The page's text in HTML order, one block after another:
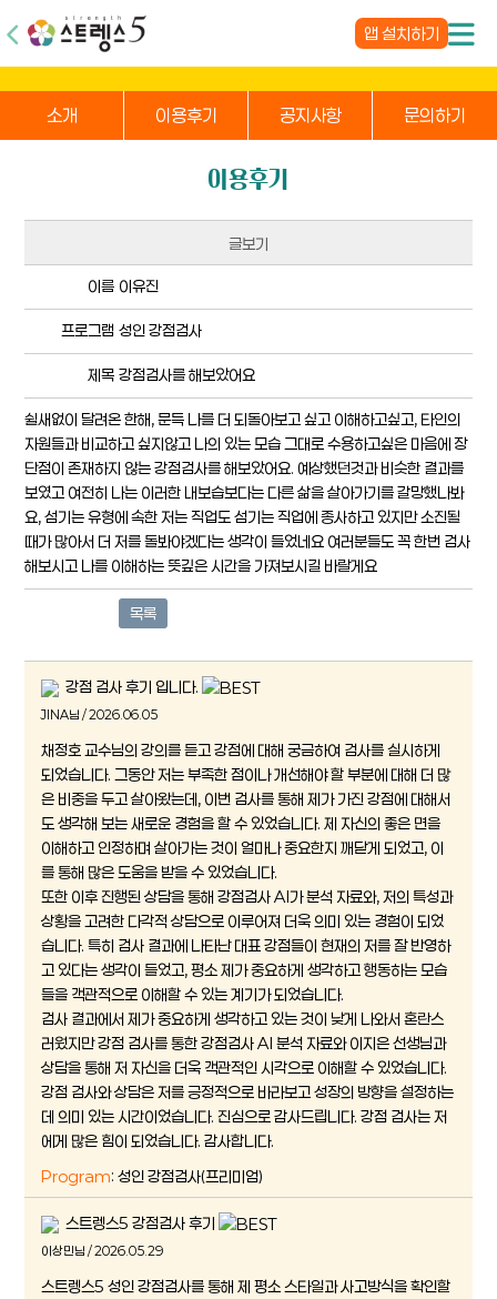
앱 설치하기
소개 이용후기 공지사항 문의하기
이용후기
글보기
이름 이유진
프로그램 성인 강점검사
제목 강점검사를 해보았어요
쉴새없이 달려온 한해, 문득 나를 더 되돌아보고 싶고 이해하고싶고, 타인의
자원들과 비교하고 싶지않고 나의 있는 모습 그대로 수용하고싶은 마음에 장
단점이 존재하지 않는 강점검사를 해보았어요. 예상했던것과 비슷한 결과를
보였고 여전히 나는 이러한 내보습보다는 다른 삶을 살아가기를 갈망했나봐
요, 섬기는 유형에 속한 저는 직업도 섬기는 직업에 종사하고 있지만 소진될
때가 많아서 더 저를 돌봐야겠다는 생각이 들었네요 여러분들도 꼭 한번 검사
해보시고 나를 이해하는 뜻깊은 시간을 가져보시길 바랄게요
목록
강점 검사 후기 입니다.
JINA님 / 2026.06.05
채정호 교수님의 강의를 듣고 강점에 대해 궁금하여 검사를 실시하게
되었습니다. 그동안 저는 부족한 점이나 개선해야 할 부분에 대해 더 많
은 비중을 두고 살아왔는데, 이번 검사를 통해 제가 가진 강점에 대해서
도 생각해 보는 새로운 경험을 할 수 있었습니다. 제 자신의 좋은 면을
이해하고 인정하며 살아가는 것이 얼마나 중요한지 깨닫게 되었고, 이
를 통해 많은 도움을 받을 수 있었습니다.
또한 이후 진행된 상담을 통해 강점검사 AI가 분석 자료와, 저의 특성과
상황을 고려한 다각적 상담으로 이루어져 더욱 의미 있는 경험이 되었
습니다. 특히 검사 결과에 나타난 대표 강점들이 현재의 저를 잘 반영하
고 있다는 생각이 들었고, 평소 제가 중요하게 생각하고 행동하는 모습
들을 객관적으로 이해할 수 있는 계기가 되었습니다.
검사 결과에서 제가 중요하게 생각하고 있는 것이 낮게 나와서 혼란스
러웠지만 강점 검사를 통한 강점검사 AI 분석 자료와 이지은 선생님과
상담을 통해 저 자신을 더욱 객관적인 시각으로 이해할 수 있었습니다.
강점 검사와 상담은 저를 긍정적으로 바라보고 성장의 방향을 설정하는
데 의미 있는 시간이었습니다. 진심으로 감사드립니다. 강점 검사는 저
에게 많은 힘이 되었습니다. 감사합니다.
Program: 성인 강점검사(프리미엄)
스트렝스5 강점검사 후기
이상민님 / 2026.05.29
스트렝스5 성인 강점검사를 통해 제 평소 스타일과 사고방식을 확인할